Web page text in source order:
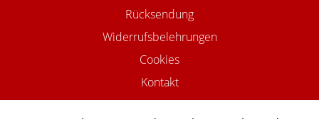
Rücksendung
Widerrufsbelehrungen
Cookies
Kontakt